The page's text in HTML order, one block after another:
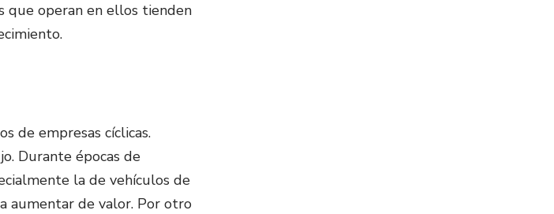
que operan en ellos tienden
de empresas cíclicas.
Durante épocas de
la de vehículos de
aumentar de valor. Por otro